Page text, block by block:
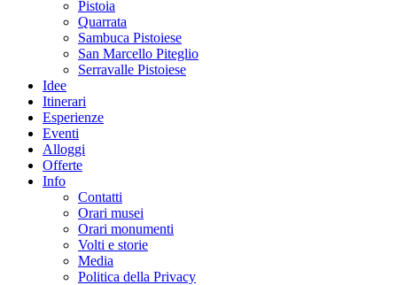
Pistoia
Quarrata
Sambuca Pistoiese
San Marcello Piteglio
Serravalle Pistoiese
Idee
Itinerari
Esperienze
Eventi
Alloggi
Offerte
Info
Contatti
Orari musei
Orari monumenti
Volti e storie
Media
Politica della Privacy